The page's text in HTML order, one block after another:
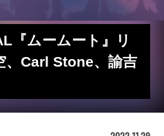
『ムームート』リ
Carl Stone、諭吉